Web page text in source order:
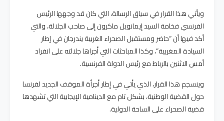
ويأتي هذا القرار في سياق الرسالة، التي كان قد وجهها الرئيس
الفرنسي فخامة السيد إيمانويل ماكرون إلى صاحب الجلالة، والتي
أكد فيها أن “حاضر ومستقبل الصحراء الغربية يندرجان في إطار
السيادة المغربية”، وكذا المباحثات التي أجراها جلالته على انفراد
أمس الاثنين بالرباط مع رئيس الدولة الفرنسية.
وينسجم هذا القرار، الذي يأتي في إطار أجرأة الموقف الجديد لفرنسا
حول القضية الوطنية، بشكل تام مع الدينامية الإيجابية التي تشهدها
قضية الصحراء على الساحة الدولية.